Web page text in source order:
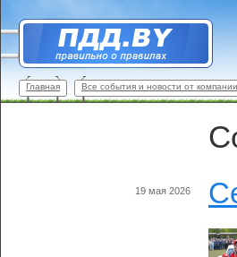
Главная Все события и новости от
19 мая 2026